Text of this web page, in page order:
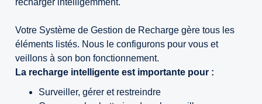
Votre Système de Gestion de Recharge gère tous les
éléments listés. Nous le configurons pour vous et
veillons à son bon fonctionnement.
La recharge intelligente est importante pour :
Surveiller, gérer et restreindre